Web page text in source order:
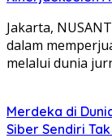
Jakarta,
dalam
melalui dunia
Merdeka di
Siber Sendiri